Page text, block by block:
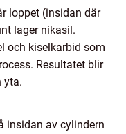
loppet (insidan där
lager nikasil.
och kiselkarbid som
Resultatet blir
yta.
insidan av cylindern